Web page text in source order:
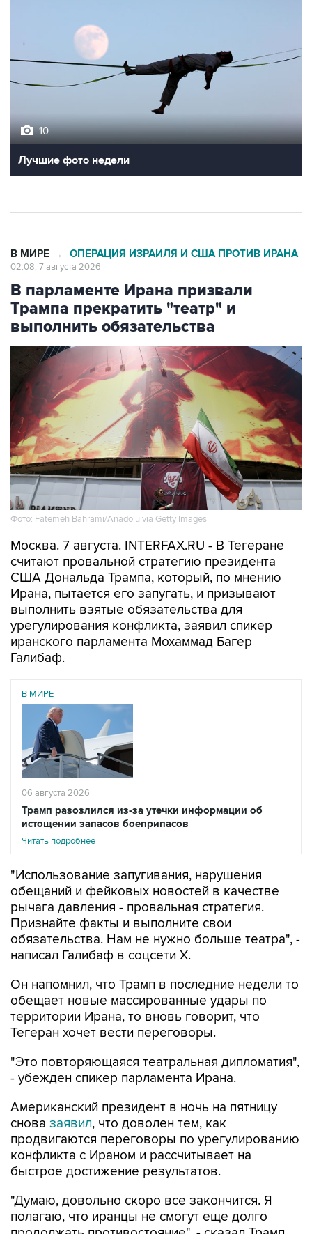
10
Лучшие фото недели
В МИРЕ → ОПЕРАЦИЯ ИЗРАИЛЯ И США ПРОТИВ ИРАНА
02:08, 7 августа 2026
В парламенте Ирана призвали
Трампа прекратить "театр" и
выполнить обязательства
Фото: Fatemeh Bahrami/Anadolu via Getty Images
Москва. 7 августа. INTERFAX.RU - В Тегеране
считают провальной стратегию президента
США Дональда Трампа, который, по мнению
Ирана, пытается его запугать, и призывают
выполнить взятые обязательства для
урегулирования конфликта, заявил спикер
иранского парламента Мохаммад Багер
Галибаф.
В МИРЕ
06 августа 2026
Трамп разозлился из-за утечки информации об
истощении запасов боеприпасов
Читать подробнее
"Использование запугивания, нарушения
обещаний и фейковых новостей в качестве
рычага давления - провальная стратегия.
Признайте факты и выполните свои
обязательства. Нам не нужно больше театра", -
написал Галибаф в соцсети X.
Он напомнил, что Трамп в последние недели то
обещает новые массированные удары по
территории Ирана, то вновь говорит, что
Тегеран хочет вести переговоры.
"Это повторяющаяся театральная дипломатия",
- убежден спикер парламента Ирана.
Американский президент в ночь на пятницу
снова заявил, что доволен тем, как
продвигаются переговоры по урегулированию
конфликта с Ираном и рассчитывает на
быстрое достижение результатов.
"Думаю, довольно скоро все закончится. Я
полагаю, что иранцы не смогут еще долго